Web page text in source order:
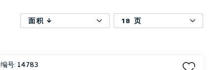
面积 18 页
编号: 14783